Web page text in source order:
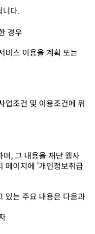
니다.
경우
비스 이용을 계획 또는
업조건 및 이용조건에 위
, 그 내용을 재단 웹사
페이지에 '개인정보취급
있는 주요 내용은 다음과